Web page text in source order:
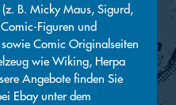
B. Micky Maus, Sigurd,
Figuren und
Comic Originalseiten
wie Wiking, Herpa
Angebote finden Sie
Ebay unter dem